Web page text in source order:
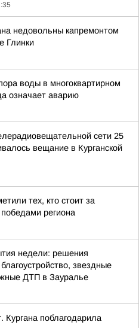
недовольны капремонтом
Глинки
воды в многоквартирном
означает аварию
сети 25
вещание в Курганской
тех, кто стоит за
региона
недели: решения
звездные
ДТП в Зауралье
Кургана поблагодарила